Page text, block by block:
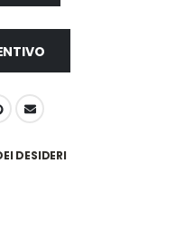
DESIDERI